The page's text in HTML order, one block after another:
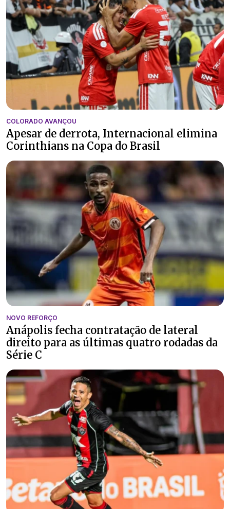
COLORADO AVANÇOU
Apesar de derrota, Internacional elimina
Corinthians na Copa do Brasil
NOVO REFORÇO
Anápolis fecha contratação de lateral
direito para as últimas quatro rodadas da
Série C